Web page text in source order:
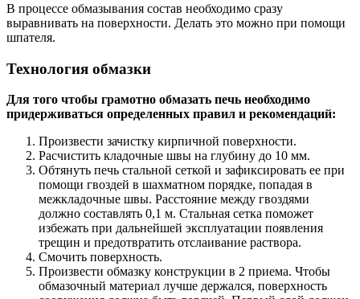
В процессе обмазывания состав необходимо сразу
выравнивать на поверхности. Делать это можно при помощи
шпателя.
Технология обмазки
Для того чтобы грамотно обмазать печь необходимо
придерживаться определенных правил и рекомендаций:
Произвести зачистку кирпичной поверхности.
Расчистить кладочные швы на глубину до 10 мм.
Обтянуть печь стальной сеткой и зафиксировать ее при
помощи гвоздей в шахматном порядке, попадая в
межкладочные швы. Расстояние между гвоздями
должно составлять 0,1 м. Стальная сетка поможет
избежать при дальнейшей эксплуатации появления
трещин и предотвратить отслаивание раствора.
Смочить поверхность.
Произвести обмазку конструкции в 2 приема. Чтобы
обмазочный материал лучше держался, поверхность